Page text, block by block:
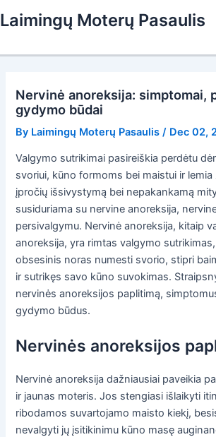
to
Laimingų Moterų Pasaulis
Nervinė anoreksija: simptomai,
gydymo būdai
By Laimingų Moterų Pasaulis / Dec 02,
Valgymo sutrikimai pasireiškia perdėtu
svoriui, kūno formoms bei maistui ir
įpročių išsivystymą bei nepakankamą
susiduriama su nervine anoreksija,
persivalgymu. Nervinė anoreksija, kitaip
anoreksija, yra rimtas valgymo
obsesinis noras numesti svorio, stipri
ir sutrikęs savo kūno suvokimas.
nervinės anoreksijos paplitimą,
gydymo būdus.
Nervinės anoreksijos
Nervinė anoreksija dažniausiai paveikia
ir jaunas moteris. Jos stengiasi išlaikyti
ribodamos suvartojamo maisto kiekį,
nevalgyti jų įsitikinimu kūno masę